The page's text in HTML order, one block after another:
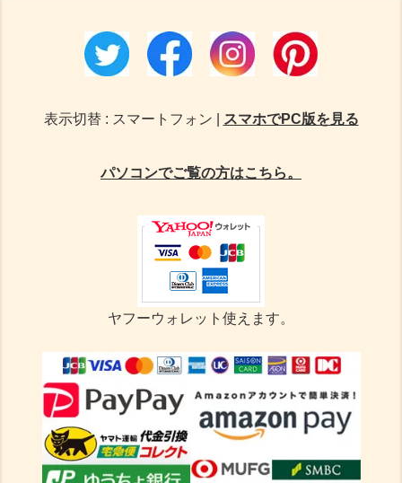
表示切替 : スマートフォン | スマホでPC版を見る
パソコンでご覧の方はこちら。
ヤフーウォレット使えます。